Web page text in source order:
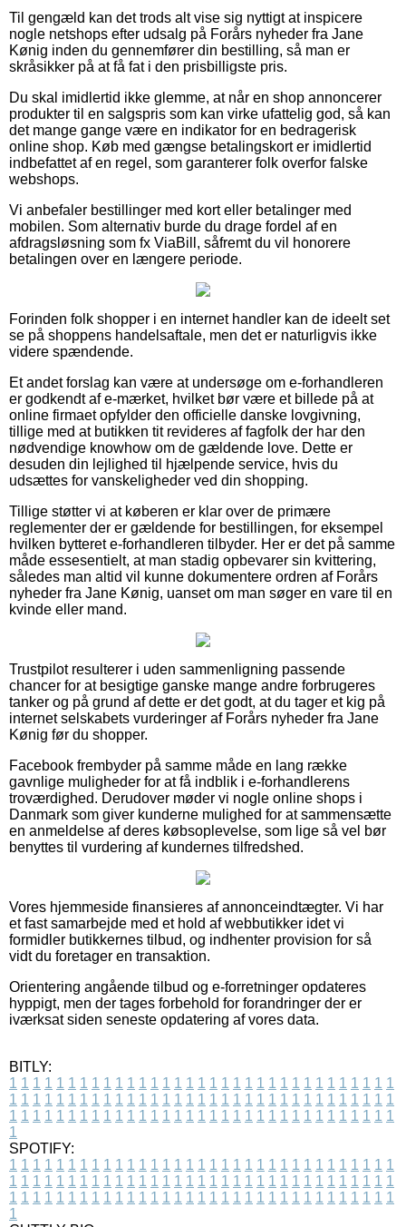
Til gengæld kan det trods alt vise sig nyttigt at inspicere
nogle netshops efter udsalg på Forårs nyheder fra Jane
Kønig inden du gennemfører din bestilling, så man er
skråsikker på at få fat i den prisbilligste pris.
Du skal imidlertid ikke glemme, at når en shop annoncerer
produkter til en salgspris som kan virke ufattelig god, så kan
det mange gange være en indikator for en bedragerisk
online shop. Køb med gængse betalingskort er imidlertid
indbefattet af en regel, som garanterer folk overfor falske
webshops.
Vi anbefaler bestillinger med kort eller betalinger med
mobilen. Som alternativ burde du drage fordel af en
afdragsløsning som fx ViaBill, såfremt du vil honorere
betalingen over en længere periode.
Forinden folk shopper i en internet handler kan de ideelt set
se på shoppens handelsaftale, men det er naturligvis ikke
videre spændende.
Et andet forslag kan være at undersøge om e-forhandleren
er godkendt af e-mærket, hvilket bør være et billede på at
online firmaet opfylder den officielle danske lovgivning,
tillige med at butikken tit revideres af fagfolk der har den
nødvendige knowhow om de gældende love. Dette er
desuden din lejlighed til hjælpende service, hvis du
udsættes for vanskeligheder ved din shopping.
Tillige støtter vi at køberen er klar over de primære
reglementer der er gældende for bestillingen, for eksempel
hvilken bytteret e-forhandleren tilbyder. Her er det på samme
måde essesentielt, at man stadig opbevarer sin kvittering,
således man altid vil kunne dokumentere ordren af Forårs
nyheder fra Jane Kønig, uanset om man søger en vare til en
kvinde eller mand.
Trustpilot resulterer i uden sammenligning passende
chancer for at besigtige ganske mange andre forbrugeres
tanker og på grund af dette er det godt, at du tager et kig på
internet selskabets vurderinger af Forårs nyheder fra Jane
Kønig før du shopper.
Facebook frembyder på samme måde en lang række
gavnlige muligheder for at få indblik i e-forhandlerens
troværdighed. Derudover møder vi nogle online shops i
Danmark som giver kunderne mulighed for at sammensætte
en anmeldelse af deres købsoplevelse, som lige så vel bør
benyttes til vurdering af kundernes tilfredshed.
Vores hjemmeside finansieres af annonceindtægter. Vi har
et fast samarbejde med et hold af webbutikker idet vi
formidler butikkernes tilbud, og indhenter provision for så
vidt du foretager en transaktion.
Orientering angående tilbud og e-forretninger opdateres
hyppigt, men der tages forbehold for forandringer der er
iværksat siden seneste opdatering af vores data.
BITLY:
1 1 1 1 1 1 1 1 1 1 1 1 1 1 1 1 1 1 1 1 1 1 1 1 1 1 1 1 1 1 1 1 1
1 1 1 1 1 1 1 1 1 1 1 1 1 1 1 1 1 1 1 1 1 1 1 1 1 1 1 1 1 1 1 1 1
1 1 1 1 1 1 1 1 1 1 1 1 1 1 1 1 1 1 1 1 1 1 1 1 1 1 1 1 1 1 1 1 1
1
SPOTIFY:
1 1 1 1 1 1 1 1 1 1 1 1 1 1 1 1 1 1 1 1 1 1 1 1 1 1 1 1 1 1 1 1 1
1 1 1 1 1 1 1 1 1 1 1 1 1 1 1 1 1 1 1 1 1 1 1 1 1 1 1 1 1 1 1 1 1
1 1 1 1 1 1 1 1 1 1 1 1 1 1 1 1 1 1 1 1 1 1 1 1 1 1 1 1 1 1 1 1 1
1